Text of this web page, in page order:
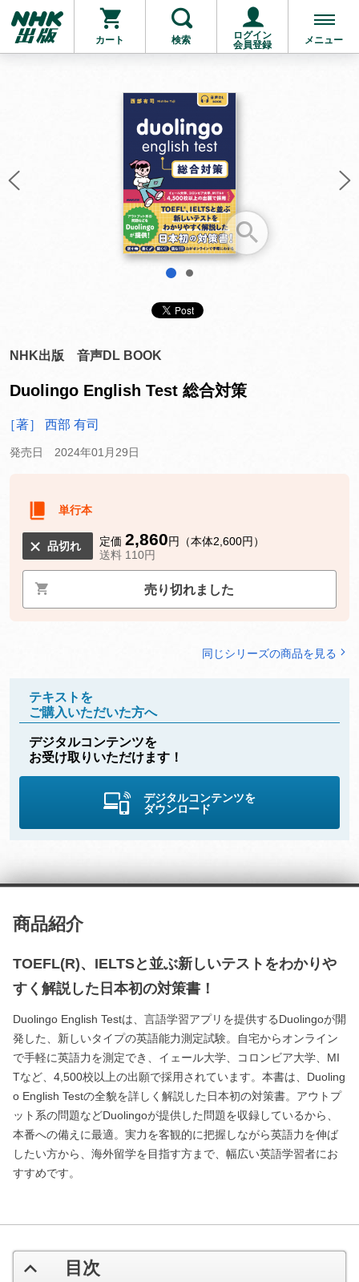
カート 検索
ログイン
会員登録
メニュー
お支払いに進む
他にも商品を買う
1
NHK出版 音声DL BOOK
Duolingo English Test 総合対策
［著］ 西部 有司
発売日 2024年01月29日
単行本
品切れ 定価 2,860円（本体2,600円）
送料 110円
売り切れました
同じシリーズの商品を見る
テキストを
ご購入いただいた方へ
デジタルコンテンツを
お受け取りいただけます！
デジタルコンテンツを
ダウンロード
商品紹介
TOEFL(R)、IELTSと並ぶ新しいテストをわかりや
すく解説した日本初の対策書！
Duolingo English Testは、言語学習アプリを提供するDuolingoが開
発した、新しいタイプの英語能力測定試験。自宅からオンライン
で手軽に英語力を測定でき、イェール大学、コロンビア大学、MI
Tなど、4,500校以上の出願で採用されています。本書は、Duoling
o English Testの全貌を詳しく解説した日本初の対策書。アウトプ
ット系の問題などDuolingoが提供した問題を収録しているから、
本番への備えに最適。実力を客観的に把握しながら英語力を伸ば
したい方から、海外留学を目指す方まで、幅広い英語学習者にお
すすめです。
目次